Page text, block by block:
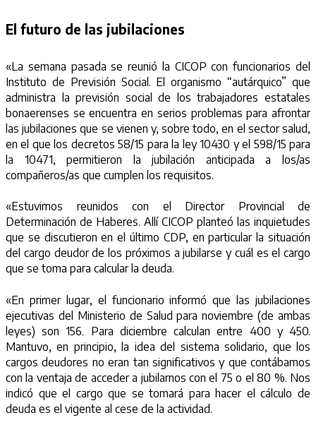
El futuro de las jubilaciones
«La semana pasada se reunió la CICOP con funcionarios del
Instituto de Previsión Social. El organismo “autárquico” que
administra la previsión social de los trabajadores estatales
bonaerenses se encuentra en serios problemas para afrontar
las jubilaciones que se vienen y, sobre todo, en el sector salud,
en el que los decretos 58/15 para la ley 10430 y el 598/15 para
la 10471, permitieron la jubilación anticipada a los/as
compañeros/as que cumplen los requisitos.
«Estuvimos reunidos con el Director Provincial de
Determinación de Haberes. Allí CICOP planteó las inquietudes
que se discutieron en el último CDP, en particular la situación
del cargo deudor de los próximos a jubilarse y cuál es el cargo
que se toma para calcular la deuda.
«En primer lugar, el funcionario informó que las jubilaciones
ejecutivas del Ministerio de Salud para noviembre (de ambas
leyes) son 156. Para diciembre calculan entre 400 y 450.
Mantuvo, en principio, la idea del sistema solidario, que los
cargos deudores no eran tan significativos y que contábamos
con la ventaja de acceder a jubilarnos con el 75 o el 80 %. Nos
indicó que el cargo que se tomará para hacer el cálculo de
deuda es el vigente al cese de la actividad.